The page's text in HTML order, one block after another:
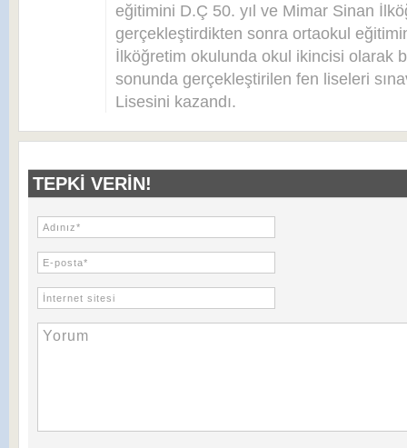
eğitimini D.Ç 50. yıl ve Mimar Sinan
gerçekleştirdikten sonra ortaokul
İlköğretim okulunda okul ikincisi olarak
sonunda gerçekleştirilen fen liseleri
Lisesini kazandı.
TEPKI VERIN!